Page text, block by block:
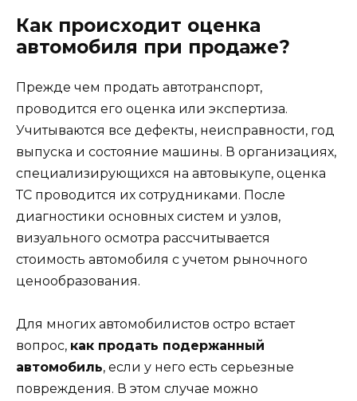
Как происходит оценка
автомобиля при продаже?
Прежде чем продать автотранспорт,
проводится его оценка или экспертиза.
Учитываются все дефекты, неисправности, год
выпуска и состояние машины. В организациях,
специализирующихся на автовыкупе, оценка
ТС проводится их сотрудниками. После
диагностики основных систем и узлов,
визуального осмотра рассчитывается
стоимость автомобиля с учетом рыночного
ценообразования.
Для многих автомобилистов остро встает
вопрос, как продать подержанный
автомобиль, если у него есть серьезные
повреждения. В этом случае можно